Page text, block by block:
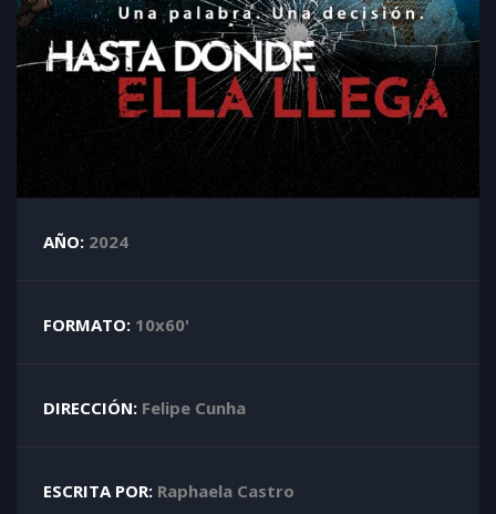
AÑO: 2024
FORMATO: 10x60'
DIRECCIÓN: Felipe Cunha
ESCRITA POR: Raphaela Castro